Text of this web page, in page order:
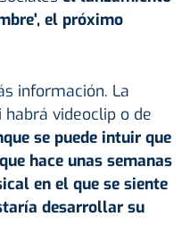
el próximo
información. La
videoclip o de
se puede intuir que
hace unas semanas
en el que se siente
desarrollar su